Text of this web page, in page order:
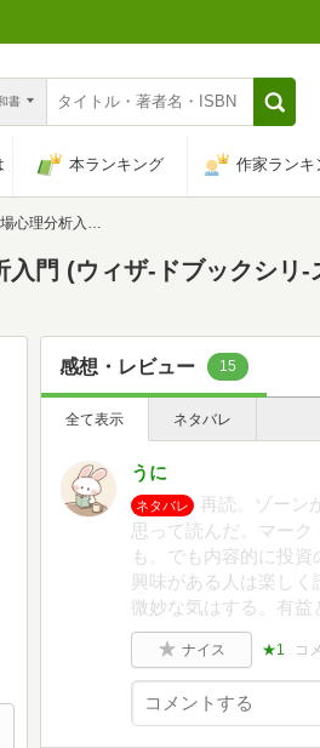
書
本ランキング 作家ランキ
ィザ-ドブックシリ-ズ)
門 (ウィザ-ドブックシリ-
感想・レビュー 15
全て表示 ネタバレ
うに
ネタバレ
再読。ゾーン
思って読んだ。マー
も。でも内容的に投
興味がある人は楽し
微妙な気はする。有
ナイス ★1 コ